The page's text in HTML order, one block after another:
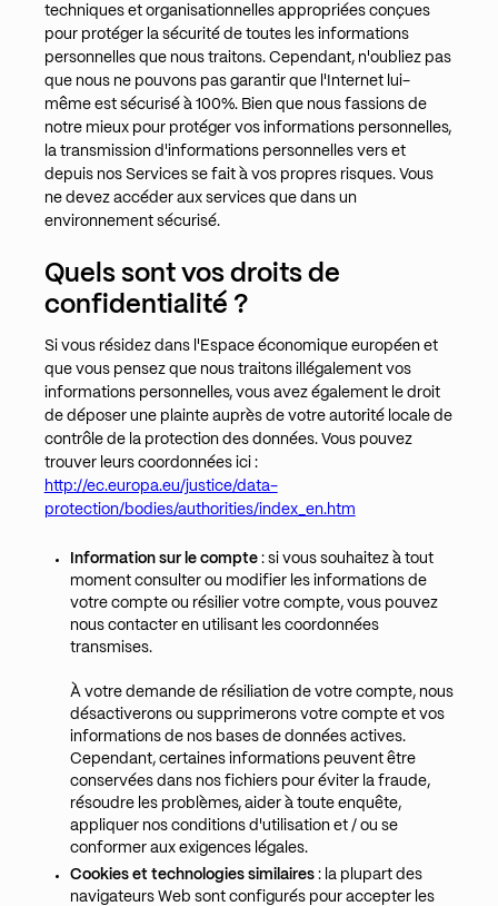
techniques et organisationnelles appropriées conçues
pour protéger la sécurité de toutes les informations
personnelles que nous traitons. Cependant, n'oubliez pas
que nous ne pouvons pas garantir que l'Internet lui-
même est sécurisé à 100%. Bien que nous fassions de
notre mieux pour protéger vos informations personnelles,
la transmission d'informations personnelles vers et
depuis nos Services se fait à vos propres risques. Vous
ne devez accéder aux services que dans un
environnement sécurisé.
Quels sont vos droits de
confidentialité ?
Si vous résidez dans l'Espace économique européen et
que vous pensez que nous traitons illégalement vos
informations personnelles, vous avez également le droit
de déposer une plainte auprès de votre autorité locale de
contrôle de la protection des données. Vous pouvez
trouver leurs coordonnées ici :
http://ec.europa.eu/justice/data-
protection/bodies/authorities/index_en.htm
Information sur le compte : si vous souhaitez à tout
moment consulter ou modifier les informations de
votre compte ou résilier votre compte, vous pouvez
nous contacter en utilisant les coordonnées
transmises.
À votre demande de résiliation de votre compte, nous
désactiverons ou supprimerons votre compte et vos
informations de nos bases de données actives.
Cependant, certaines informations peuvent être
conservées dans nos fichiers pour éviter la fraude,
résoudre les problèmes, aider à toute enquête,
appliquer nos conditions d'utilisation et / ou se
conformer aux exigences légales.
Cookies et technologies similaires: la plupart des
navigateurs Web sont configurés pour accepter les